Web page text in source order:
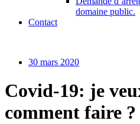
domaine public.
Contact
30 mars 2020
Covid-19: je
comment faire ?